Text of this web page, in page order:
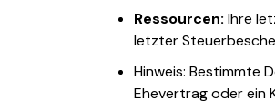
Ressourcen: Ihre
letzter
Hinweis: Bestimmte
Ehevertrag oder ein